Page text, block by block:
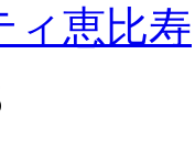
ィ恵比寿